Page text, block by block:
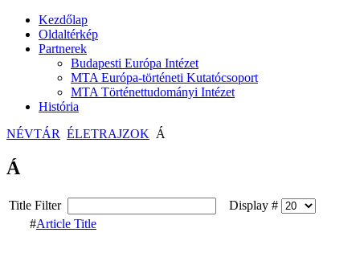
Kezdőlap
Oldaltérkép
Partnerek
Budapesti Európa Intézet
MTA Európa-történeti Kutatócsoport
MTA Történettudományi Intézet
História
NÉVTÁR ÉLETRAJZOK Á
Á
Title Filter
Display #
#Article Title